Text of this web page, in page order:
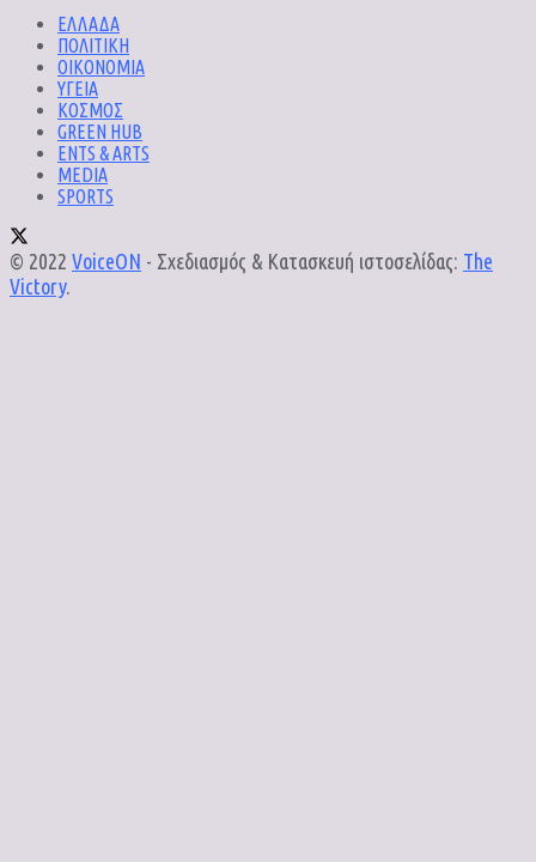
ΕΛΛΑΔΑ
ΠΟΛΙΤΙΚΗ
ΟΙΚΟΝΟΜΙΑ
ΥΓΕΙΑ
ΚΟΣΜΟΣ
GREEN HUB
ENTS & ARTS
MEDIA
SPORTS
© 2022 VoiceON - Σχεδιασμός & Κατασκευή ιστοσελίδας: The
Victory.